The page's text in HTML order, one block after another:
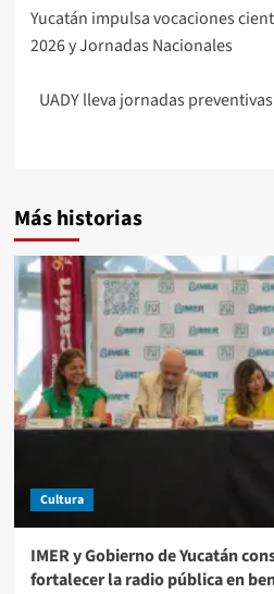
de
entradas
Yucatán impulsa vocaciones
2026 y Jornadas Nacionales
UADY lleva jornadas
Más historias
Cultura
IMER y Gobierno de Yucatán
fortalecer la radio pública en